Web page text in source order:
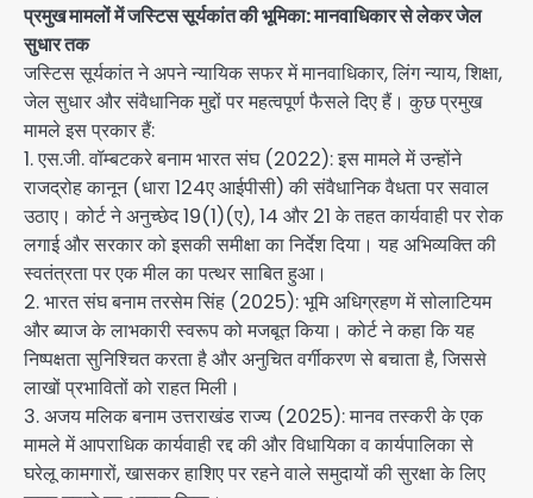
प्रमुख मामलों में जस्टिस सूर्यकांत की भूमिका: मानवाधिकार से लेकर जेल
सुधार तक
जस्टिस सूर्यकांत ने अपने न्यायिक सफर में मानवाधिकार, लिंग न्याय, शिक्षा,
जेल सुधार और संवैधानिक मुद्दों पर महत्वपूर्ण फैसले दिए हैं। कुछ प्रमुख
मामले इस प्रकार हैं:
1. एस.जी. वॉम्बटकरे बनाम भारत संघ (2022): इस मामले में उन्होंने
राजद्रोह कानून (धारा 124ए आईपीसी) की संवैधानिक वैधता पर सवाल
उठाए। कोर्ट ने अनुच्छेद 19(1)(ए), 14 और 21 के तहत कार्यवाही पर रोक
लगाई और सरकार को इसकी समीक्षा का निर्देश दिया। यह अभिव्यक्ति की
स्वतंत्रता पर एक मील का पत्थर साबित हुआ।
2. भारत संघ बनाम तरसेम सिंह (2025): भूमि अधिग्रहण में सोलाटियम
और ब्याज के लाभकारी स्वरूप को मजबूत किया। कोर्ट ने कहा कि यह
निष्पक्षता सुनिश्चित करता है और अनुचित वर्गीकरण से बचाता है, जिससे
लाखों प्रभावितों को राहत मिली।
3. अजय मलिक बनाम उत्तराखंड राज्य (2025): मानव तस्करी के एक
मामले में आपराधिक कार्यवाही रद्द की और विधायिका व कार्यपालिका से
घरेलू कामगारों, खासकर हाशिए पर रहने वाले समुदायों की सुरक्षा के लिए